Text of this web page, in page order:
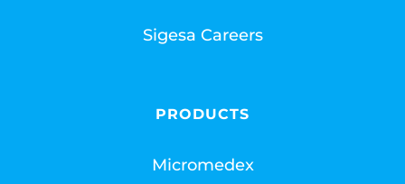
Sigesa Careers
PRODUCTS
Micromedex